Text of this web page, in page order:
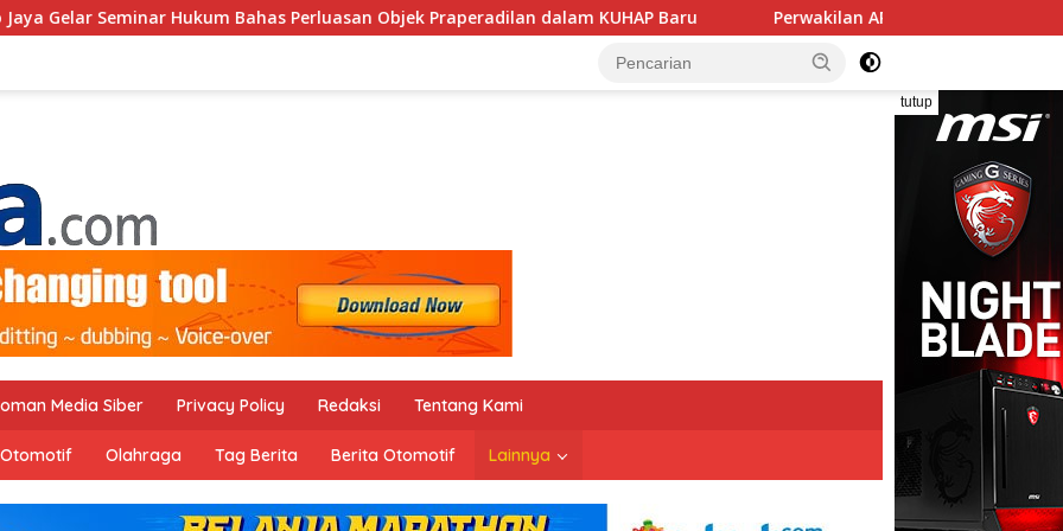
Seminar Hukum Bahas Perluasan Objek Praperadilan dalam KUHAP Baru Perwakilan APUSM Sambangi DPRD Depok,
tutup
Media Siber Privacy Policy Redaksi Tentang Kami
Otomotif Olahraga Tag Berita Berita Otomotif Lainnya